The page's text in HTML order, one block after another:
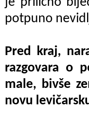
potpuno
Pred kraj,
razgovara o
male, bivše
novu